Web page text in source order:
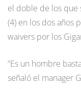
el doble de los que
(4) en los dos años
waivers por los
“Es un hombre
señaló el manager